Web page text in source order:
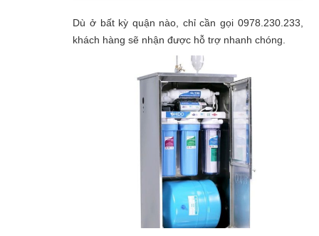
Dù ở bất kỳ quận nào, chỉ cần gọi 0978.230.233,
khách hàng sẽ nhận được hỗ trợ nhanh chóng.